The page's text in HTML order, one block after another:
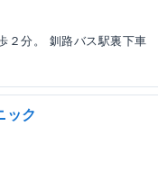
２分。 釧路バス駅裏下車
ック